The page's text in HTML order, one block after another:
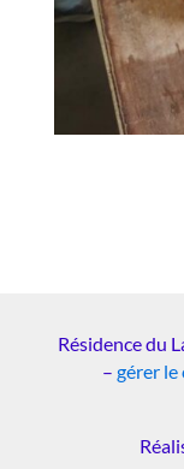
Résidence du
– gérer